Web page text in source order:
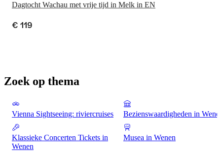
Dagtocht Wachau met vrije tijd in Melk in EN
€ 119
Zoek op thema
Vienna Sightseeing: riviercruises Bezienswaardigheden in
Klassieke Concerten Tickets in
Wenen
Musea in Wenen